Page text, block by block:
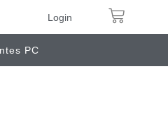
Login
PC